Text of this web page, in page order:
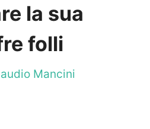
la sua
folli
Mancini